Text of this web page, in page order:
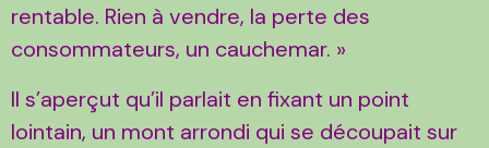
rentable. Rien à vendre, la perte des
consommateurs, un cauchemar. »
Il s’aperçut qu’il parlait en fixant un point
lointain, un mont arrondi qui se découpait sur